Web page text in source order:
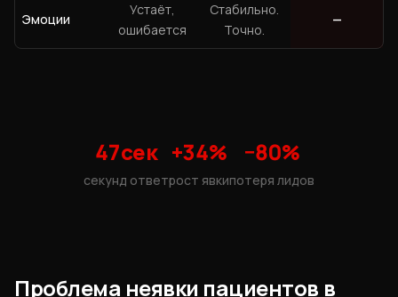
Эмоции
Устаёт,
ошибается
Стабильно.
Точно.
—
47сек
секунд ответ
+34%
рост явки
−80%
потеря лидов
Проблема неявки пациентов в